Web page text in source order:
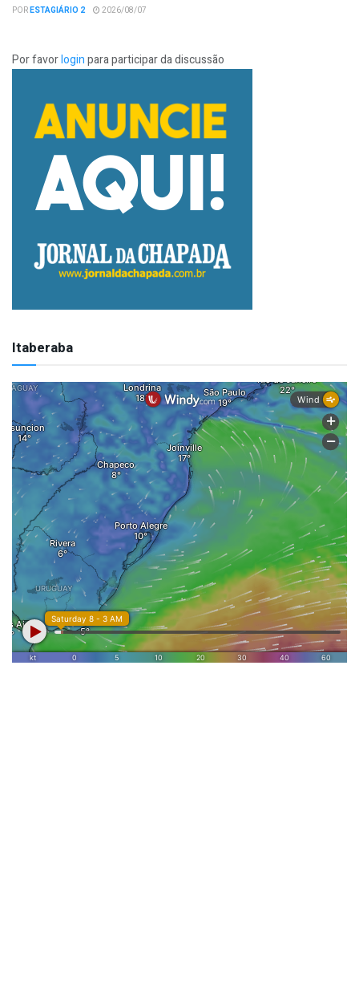
PORESTAGIÁRIO 2 2026/08/07
Por favorloginpara participar da discussão
Itaberaba